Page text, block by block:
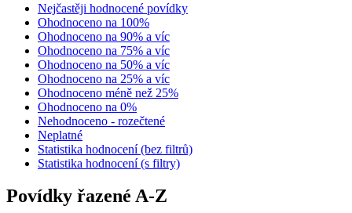
Nejčastěji hodnocené povídky
Ohodnoceno na 100%
Ohodnoceno na 90% a víc
Ohodnoceno na 75% a víc
Ohodnoceno na 50% a víc
Ohodnoceno na 25% a víc
Ohodnoceno méně než 25%
Ohodnoceno na 0%
Nehodnoceno - rozečtené
Neplatné
Statistika hodnocení (bez filtrů)
Statistika hodnocení (s filtry)
Povídky řazené A-Z